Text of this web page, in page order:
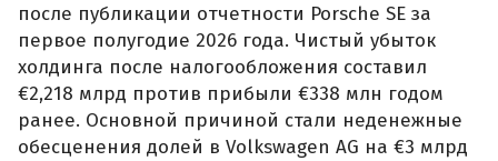
после публикации отчетности Porsche SE за
первое полугодие 2026 года. Чистый убыток
холдинга после налогообложения составил
€2,218 млрд против прибыли €338 млн годом
ранее. Основной причиной стали неденежные
обесценения долей в Volkswagen AG на €3 млрд